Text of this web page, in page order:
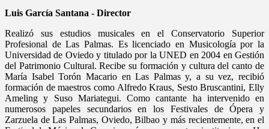
Luis García Santana - Director
Realizó sus estudios musicales en el Conservatorio Superior
Profesional de Las Palmas. Es licenciado en Musicología por la
Universidad de Oviedo y titulado por la UNED en 2004 en Gestión
del Patrimonio Cultural. Recibe su formación y cultura del canto de
María Isabel Torón Macario en Las Palmas y, a su vez, recibió
formación de maestros como Alfredo Kraus, Sesto Bruscantini, Elly
Ameling y Suso Mariategui. Como cantante ha intervenido en
numerosos papeles secundarios en los Festivales de Ópera y
Zarzuela de Las Palmas, Oviedo, Bilbao y más recientemente, en el